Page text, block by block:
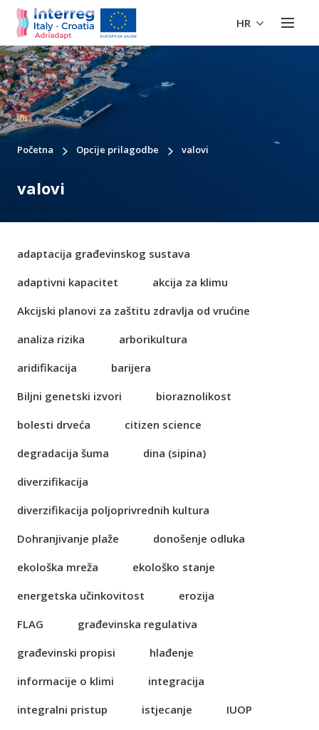
HR
Početna Opcije prilagodbe valovi
valovi
adaptacija građevinskog sustava
adaptivni kapacitet
akcija za klimu
Akcijski planovi za zaštitu zdravlja od vrućine
analiza rizika
arborikultura
aridifikacija
barijera
Biljni genetski izvori
bioraznolikost
bolesti drveća
citizen science
degradacija šuma
dina (sipina)
diverzifikacija
diverzifikacija poljoprivrednih kultura
Dohranjivanje plaže
donošenje odluka
ekološka mreža
ekološko stanje
energetska učinkovitost
erozija
FLAG
građevinska regulativa
građevinski propisi
hlađenje
informacije o klimi
integracija
integralni pristup
istjecanje
IUOP